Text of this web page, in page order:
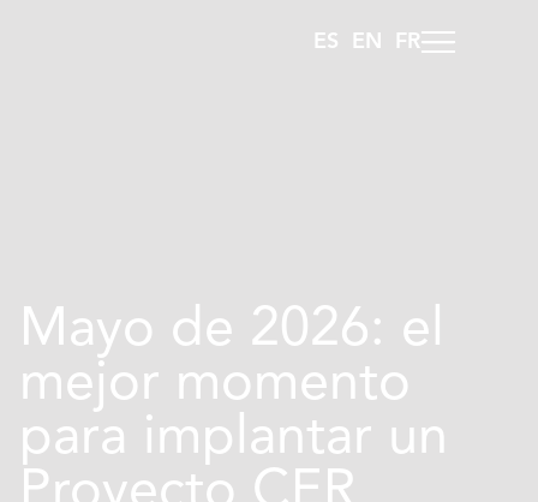
ES EN FR
Mayo de 2026: el
mejor momento
para implantar un